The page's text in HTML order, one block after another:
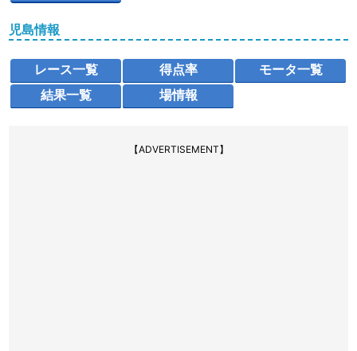
児島情報
レース一覧 得点率
モータ一覧
結果一覧
場情報
【ADVERTISEMENT】